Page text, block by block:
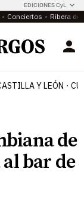
EDICIONES CyL
Conciertos Ribera del
Y LEÓN
de
bar de